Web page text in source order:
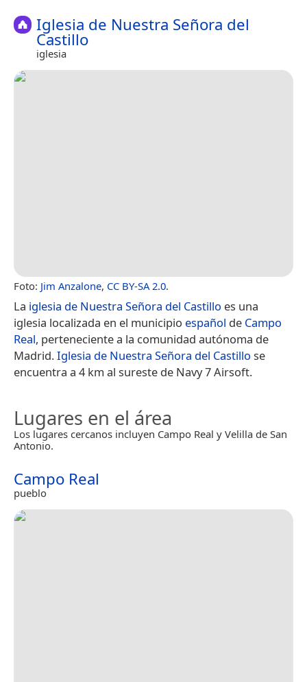
Iglesia de Nuestra Señora del
Castillo
iglesia
Foto: Jim Anzalone, CC BY-SA 2.0.
La iglesia de Nuestra Señora del Castillo es una
iglesia localizada en el municipio español de Campo
Real, perteneciente a la comunidad autónoma de
Madrid.Iglesia de Nuestra Señora del Castillo se
encuentra a 4 km al sureste de Navy 7 Airsoft.
Lugares en el área
Los lugares cercanos incluyen Campo Real y Velilla de San
Antonio.
Campo Real
pueblo